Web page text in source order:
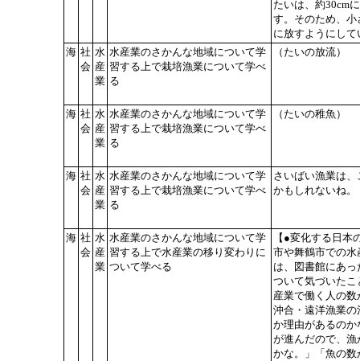
たいは、約30cm
す。そのため、
に放すようにし
海 社
会
水
産
業
水産業のさかんな地域について学
習する上で栽培漁業について学べ
る
（たいの放流）
海 社
会
水
産
業
水産業のさかんな地域について学
習する上で栽培漁業について学べ
る
（たいの稚魚）
海 社
会
水
産
業
水産業のさかんな地域について学
習する上で栽培漁業について学べ
る
さいばい漁業は
かもしれないね。
海 社
会
水
産
業
水産業のさかんな地域について学
習する上で水産業の移り変わりに
ついて学べる
【●変化する日
市や舞鶴市での
は、図書館にあ
ついて気づいた
産業で働く人の
沖合・遠洋漁業
か理由があるの
が進んだので、
かな。」「魚の